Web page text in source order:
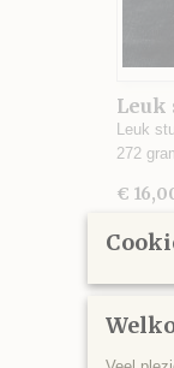
Leuk
9,5 x
Leuk
272
€